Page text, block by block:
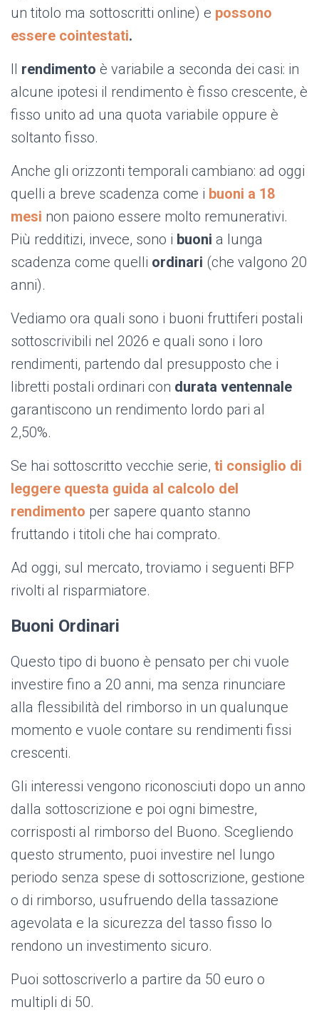
un titolo ma sottoscritti online) e possono
essere cointestati.
Il rendimento è variabile a seconda dei casi: in
alcune ipotesi il rendimento è fisso crescente, è
fisso unito ad una quota variabile oppure è
soltanto fisso.
Anche gli orizzonti temporali cambiano: ad oggi
quelli a breve scadenza come i buoni a 18
mesi non paiono essere molto remunerativi.
Più redditizi, invece, sono i buoni a lunga
scadenza come quelli ordinari (che valgono 20
anni).
Vediamo ora quali sono i buoni fruttiferi postali
sottoscrivibili nel 2026 e quali sono i loro
rendimenti, partendo dal presupposto che i
libretti postali ordinari con durata ventennale
garantiscono un rendimento lordo pari al
2,50%.
Se hai sottoscritto vecchie serie, ti consiglio di
leggere questa guida al calcolo del
rendimento per sapere quanto stanno
fruttando i titoli che hai comprato.
Ad oggi, sul mercato, troviamo i seguenti BFP
rivolti al risparmiatore.
Buoni Ordinari
Questo tipo di buono è pensato per chi vuole
investire fino a 20 anni, ma senza rinunciare
alla flessibilità del rimborso in un qualunque
momento e vuole contare su rendimenti fissi
crescenti.
Gli interessi vengono riconosciuti dopo un anno
dalla sottoscrizione e poi ogni bimestre,
corrisposti al rimborso del Buono. Scegliendo
questo strumento, puoi investire nel lungo
periodo senza spese di sottoscrizione, gestione
o di rimborso, usufruendo della tassazione
agevolata e la sicurezza del tasso fisso lo
rendono un investimento sicuro.
Puoi sottoscriverlo a partire da 50 euro o
multipli di 50.